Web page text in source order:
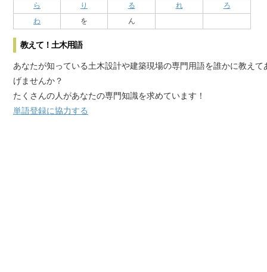
ら
り る れ
ろ
わ
を ん
教えて！土木用語
あなたが知っている土木設計や建築現場の専門用語を誰かに教えて
げませんか？
たくさんの人があなたの専門知識を求めています！
単語登録に協力する